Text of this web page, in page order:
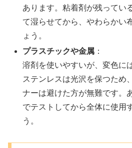
あります。粘着剤が残ってい
て湿らせてから、やわらかい
ょう。
プラスチックや金属 ：
溶剤を使いやすいが、変色に
ステンレスは光沢を保つため
ナーは避けた方が無難です。
でテストしてから全体に使用
う。